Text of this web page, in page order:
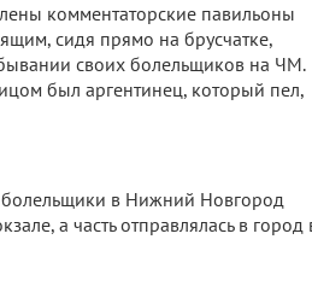
комментаторские павильоны
сидя прямо на брусчатке,
своих болельщиков на ЧМ.
был аргентинец, который пел,
в Нижний Новгород
а часть отправлялась в город